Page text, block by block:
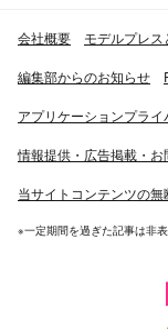
会社概要 モデルプレス
編集部からのお知らせ
アプリケーションプラ
情報提供・広告掲載・お
当サイトコンテンツの
※一定期間を過ぎた記事は非